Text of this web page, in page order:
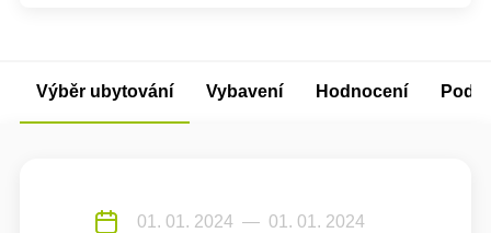
Výběr ubytování Vybavení Hodnocení